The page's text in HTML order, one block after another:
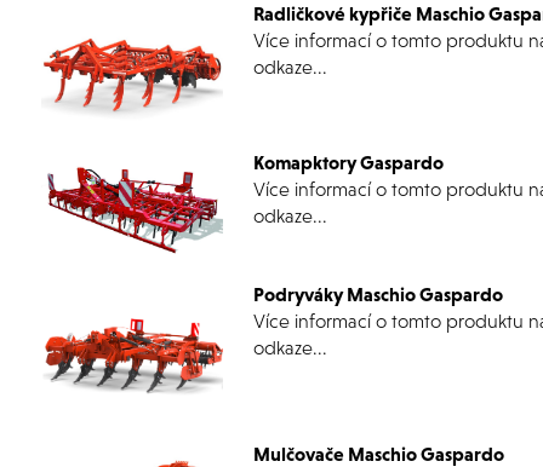
Radličkové kypřiče Maschio
Více informací o tomto produktu
odkaze...
Komapktory Gaspardo
Více informací o tomto produktu
odkaze...
Podryváky Maschio Gaspardo
Více informací o tomto produktu
odkaze...
Mulčovače Maschio Gaspardo